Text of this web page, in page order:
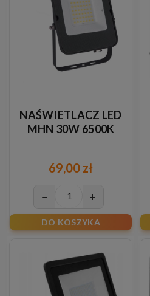
NAŚWIETLACZ LED
MHN 30W 6500K
69,00 zł
− +
DO KOSZYKA